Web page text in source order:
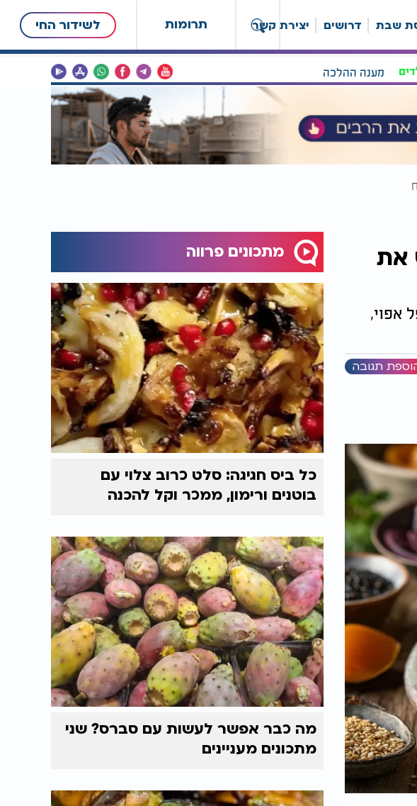
תרומות לשידור החי שבת דרושים יצירת קשר
מענה ההלכה
את
אפוי,
תגובה
מתכונים פרווה
כל ביס חגיגה: סלט כרוב צלוי עם
בוטנים ורימון, ממכר וקל להכנה
מה כבר אפשר לעשות עם סברס? שני
מתכונים מעניינים